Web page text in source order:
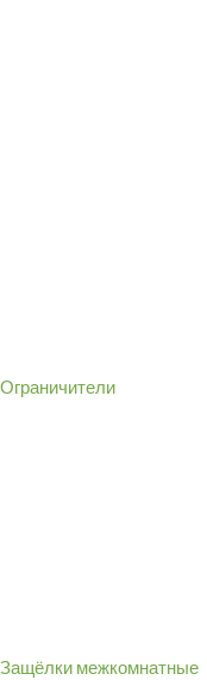
Ограничители
Защёлки межкомнатные